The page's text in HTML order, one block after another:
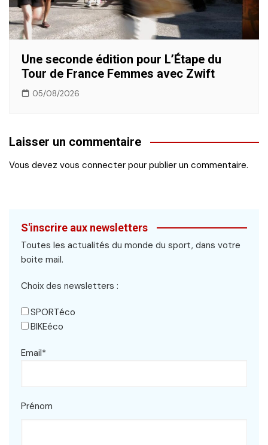
Une seconde édition pour L’Étape du
Tour de France Femmes avec Zwift
05/08/2026
Laisser un commentaire
Vous devez vous connecter pour publier un commentaire.
S'inscrire aux newsletters
Toutes les actualités du monde du sport, dans votre
boite mail.
Choix des newsletters :
SPORTéco
BIKEéco
Email*
Prénom